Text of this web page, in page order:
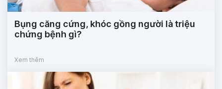
Bụng căng cứng, khóc gồng người là triệu
chứng bệnh gì?
Xem thêm